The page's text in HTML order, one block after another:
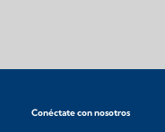
Conéctate con nosotros